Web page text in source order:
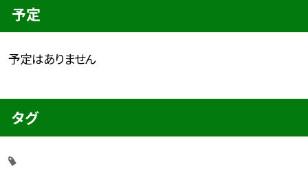
予定
予定はありません
タグ